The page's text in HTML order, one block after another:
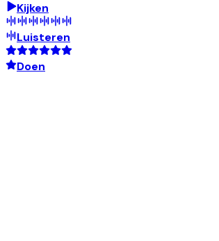
Kijken
Luisteren
Doen